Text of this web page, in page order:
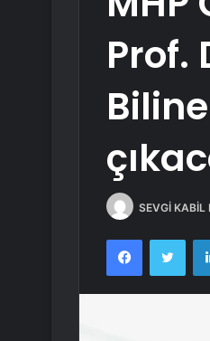
Prof.
SEVGİ KABİL
Facebook